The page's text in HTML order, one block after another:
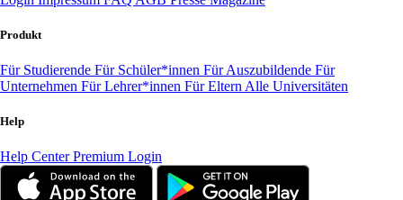
Produkt
Für Studierende Für Schüler*innen Für Auszubildende Für
Unternehmen Für Lehrer*innen Für Eltern Alle Universitäten
Help
Help CenterPremium Login